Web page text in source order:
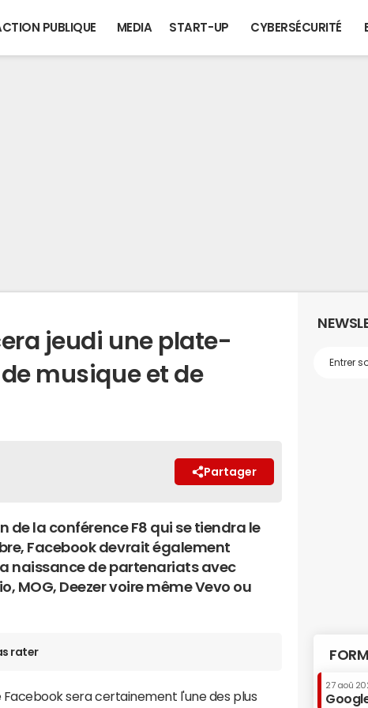
PUBLIQUE MEDIA START-UP CYBERSÉCURITÉ
jeudi une plate-
musique et de
Partager
de la conférence F8 qui se tiendra le
Facebook devrait également
naissance de partenariats avec
MOG, Deezer voire même Vevo ou
rater
Facebook sera certainement l'une des plus
27 aoû